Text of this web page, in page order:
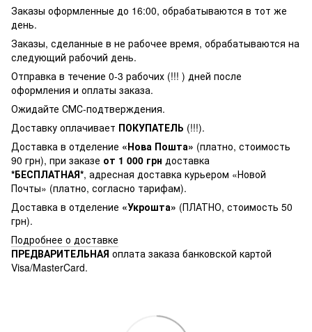
Заказы оформленные до 16:00, обрабатываются в тот же
день.
Заказы, сделанные в не рабочее время, обрабатываются на
следующий рабочий день.
Отправка в течение 0-3 рабочих (!!! ) дней после
оформления и оплаты заказа.
Ожидайте СМС-подтверждения.
Доставку оплачивает ПОКУПАТЕЛЬ (!!!).
Доставка в отделение «Нова Пошта» (платно, стоимость
90 грн), при заказе от 1 000 грн доставка
*БЕСПЛАТНАЯ*, адресная доставка курьером «Новой
Почты» (платно, согласно тарифам).
Доставка в отделение «Укрошта» (ПЛАТНО, стоимость 50
грн).
Подробнее о доставке
ПРЕДВАРИТЕЛЬНАЯ оплата заказа банковской картой
Visa/MasterCard.